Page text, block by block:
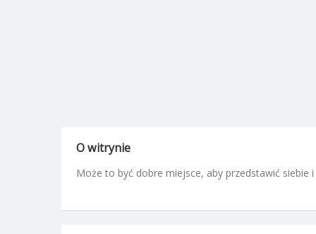
O witrynie
Może to być dobre miejsce, aby przedstawić